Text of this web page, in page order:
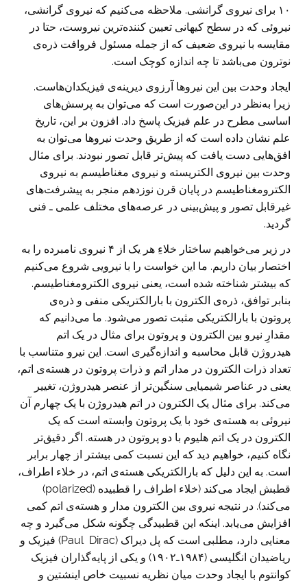
۱۰ برای نیروی گرانشی. ملاحظه می‌کنیم که نیروی گرانشی،
نیروئی که در سطح کیهانی تعیین کننده‌ترین نیروست، حتا در
مقایسه با نیروی ضعیف که از جمله مسئول فروافت ذره‌ی
نوترون می‌باشد تا چه اندازه کوچک است.
ایجاد وحدت بین این نیروها آرزوی دیرینه‌ی فیزیکدان‌هاست.
زیرا به‌نظر در این‌صورت است که می‌توان به پرسش‌های
اساسی مطرح در علم فیزیک پاسخ داد. افزون بر این، تاریخ
علم نشان داده است که از طریق وحدت نیروها می‌توان به
افق‌هایی دست یافت که پیش‌تر قابل تصور نبودند. برای مثال
وحدت بین نیروی الکتریسته و نیروی مغناطیسم به نیروی
الکترومغناطیسم در پایان قرن نوزدهم منجر به پیشرفت‌های
غیرقابل تصور و پیش‌بینی در عرصه‌های مختلف علمی ـ فنی
گردید.
در زیر می‌خواهیم ساختار خلاءِ هر یک از ۴ نیروی نامبرده را به
اختصار بیان داریم. ما این خواست را با نیرویی شروع می‌کنیم
که بیشتر شناخته شده است، یعنی نیروی الکترومغناطیسم.
بنابر توافق، ذره‌ی الکترون با بارالکتریکی منفی و ذره‌ی
پروتون با بارالکتریکی مثبت تصور می‌شود. ما می‌دانیم که
مقدارِ نیرو بین الکترون و پروتون برای مثال در یک اتم
هیدروژن قابل محاسبه و اندازه‌گیری است. این نیرو متناسب با
تعداد ذرات الکترون‌ در مدار اتم و ذرات پروتون در هسته‌ی اتم،
یعنی در عناصر شیمیایی سنگین‌تر از عنصر هیدروژن، تغییر
می‌کند. برای مثال یک الکترون در اتم هیدروژن با یک چهارم آن
نیروئی به هسته‌‌ی خود با یک پروتون وابسته است که یک
الکترون در یک اتم هلیوم با دو پروتون در هسته. اگر دقیق‌تر
نگاه کنیم، خواهیم دید که این نسبت کمی بیشتر از چهار برابر
است. به‌ این دلیل که بارالکتریکی هسته‌ی اتم، در خلاء اطراف،
قطبش ایجاد می‌کند (خلاء اطراف را قطبیده (polarized)
می‌کند). در نتیجه نیروی بین الکترون مدار و هسته‌ی اتم کمی
افزایش می‌یابد. اینکه این قطبیدگی چگونه شکل می‌گیرد و چه
معنایی دارد، مطلبی است که پل دیراک (Paul Dirac) فیزیک و
ریاضیدان انگلیسی (۱۹۸۴ـ۱۹۰۲) و یکی از پایه‌گذاران فیزیک
کوانتوم با ایجاد وحدت میان نظریه نسبیت خاص اینشتین و